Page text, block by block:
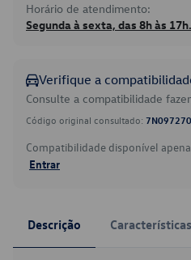
Horário de atendimento:
Segunda à sexta, das 8h às 17h.
Verifique a
Consulte a compatibilidade
Código original consultado:
Compatibilidade disponível
Entrar
Descrição Características